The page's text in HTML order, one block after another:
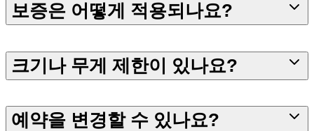
보증은 어떻게 적용되나요?
크기나 무게 제한이 있나요?
예약을 변경할 수 있나요?